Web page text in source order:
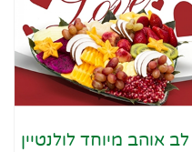
לב אוהב מיוחד לולנטיין